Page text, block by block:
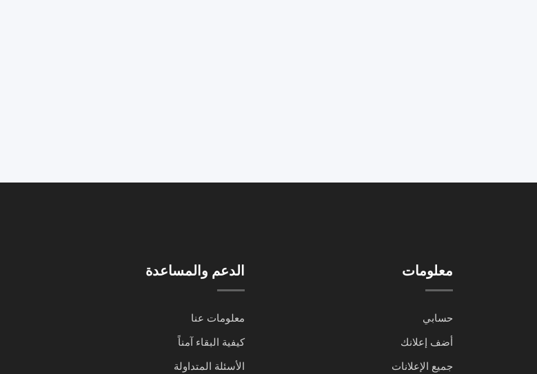
معلومات
حسابي
أضف إعلانك
جميع الإعلانات
الدعم والمساعدة
معلومات عنا
كيفية البقاء آمناً
الأسئلة المتداولة